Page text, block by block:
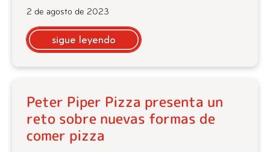
2 de agosto de 2023
sigue leyendo
Peter Piper Pizza presenta un
reto sobre nuevas formas de
comer pizza